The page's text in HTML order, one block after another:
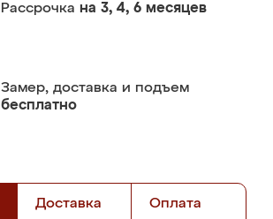
Рассрочка на 3, 4, 6 месяцев
Замер, доставка и подъем
бесплатно
Доставка Оплата